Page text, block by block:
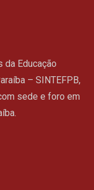
da Educação
– SINTEFPB,
sede e foro em